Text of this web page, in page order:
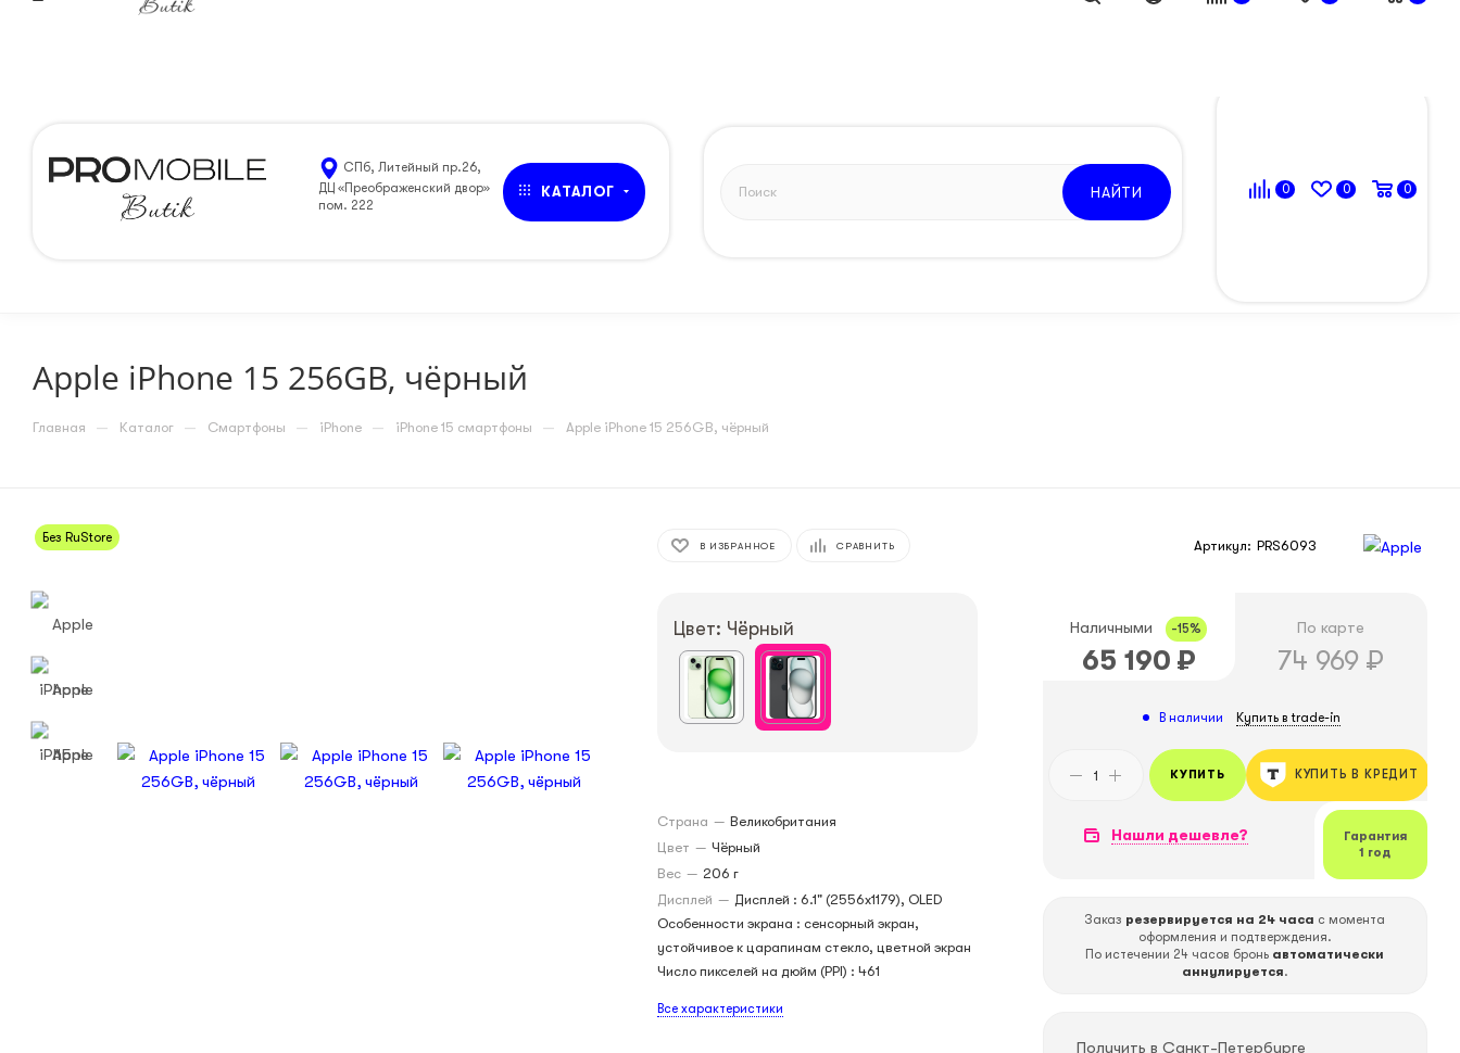
СПб, Литейный пр.26,
ДЦ «Преображенский двор»
пом. 222
КАТАЛОГ НАЙТИ 0 0 0
Apple iPhone 15 256GB, чёрный
Главная — Каталог — Смартфоны — iPhone — iPhone 15 смартфоны — Apple iPhone 15 256GB, чёрный
Без RuStore
В ИЗБРАННОЕ СРАВНИТЬ Артикул: PRS6093
Цвет: Чёрный
Страна — Великобритания
Цвет — Чёрный
Вес — 206 г
Дисплей — Дисплей : 6.1" (2556x1179), OLED
Особенности экрана : сенсорный экран,
устойчивое к царапинам стекло, цветной экран
Число пикселей на дюйм (PPI) : 461
Все характеристики
Наличными -15%
65 190 ₽
По карте
74 969 ₽
В наличии Купить в trade-in
КУПИТЬ КУПИТЬ В КРЕДИТ
Нашли дешевле?
Гарантия
1 год
Заказ резервируется на 24 часа с момента
оформления и подтверждения.
По истечении 24 часов бронь автоматически
аннулируется.
Получить в Санкт-Петербурге